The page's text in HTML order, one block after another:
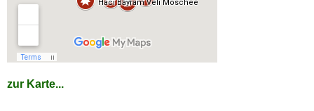
zur Karte...